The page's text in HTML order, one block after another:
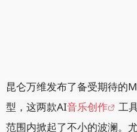
昆仑万维发布了备受期待的
型，这两款AI音乐创作
工
范围内掀起了不小的波澜。